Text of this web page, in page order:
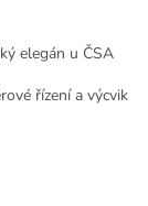
elegán u ČSA
řízení a výcvik